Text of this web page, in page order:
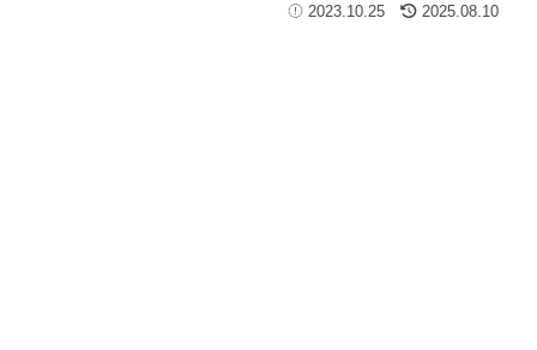
2023.10.25 2025.08.10